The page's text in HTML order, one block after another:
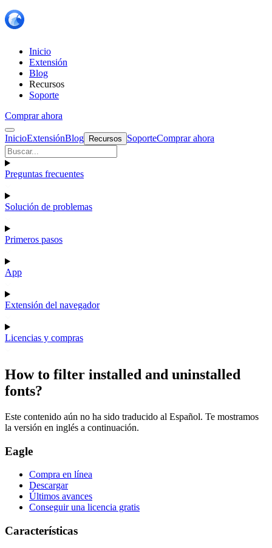
Inicio
Extensión
Blog
Recursos
Soporte
Comprar ahora
InicioExtensiónBlog Recursos SoporteComprar ahora
Preguntas frecuentes
Solución de problemas
Primeros pasos
App
Extensión del navegador
Licencias y compras
How to filter installed and uninstalled
fonts?
Este contenido aún no ha sido traducido al Español. Te mostramos
la versión en inglés a continuación.
Eagle
Compra en línea
Descargar
Últimos avances
Conseguir una licencia gratis
Características